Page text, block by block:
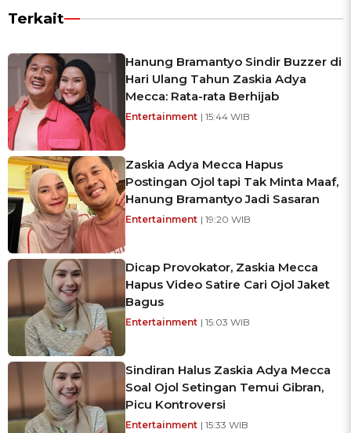
Terkait
Hanung Bramantyo Sindir Buzzer di
Hari Ulang Tahun Zaskia Adya
Mecca: Rata-rata Berhijab
Entertainment | 15:44 WIB
Zaskia Adya Mecca Hapus
Postingan Ojol tapi Tak Minta Maaf,
Hanung Bramantyo Jadi Sasaran
Entertainment | 19:20 WIB
Dicap Provokator, Zaskia Mecca
Hapus Video Satire Cari Ojol Jaket
Bagus
Entertainment | 15:03 WIB
Sindiran Halus Zaskia Adya Mecca
Soal Ojol Setingan Temui Gibran,
Picu Kontroversi
Entertainment | 15:33 WIB